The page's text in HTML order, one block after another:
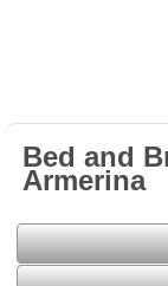
Bed and
Armerina